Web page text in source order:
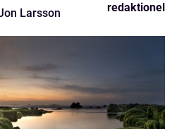
Larsson redaktionel